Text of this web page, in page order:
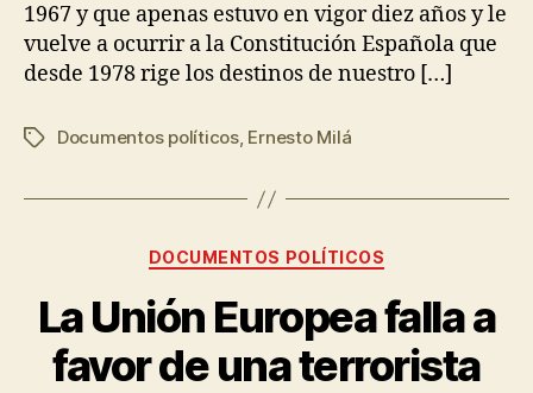
1967 y que apenas estuvo en vigor diez años y le
vuelve a ocurrir a la Constitución Española que
desde 1978 rige los destinos de nuestro […]
Documentos políticos, Ernesto Milá
DOCUMENTOS POLÍTICOS
La Unión Europea falla a
favor de una terrorista